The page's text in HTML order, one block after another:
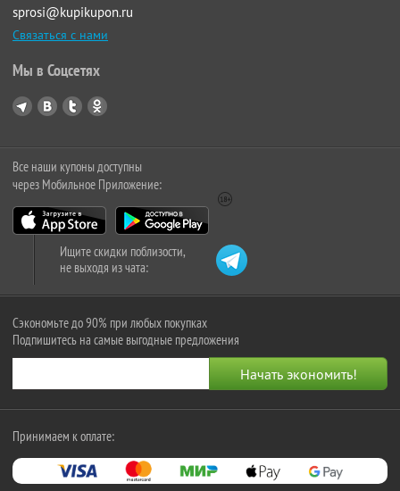
sprosi@kupikupon.ru
Связаться с нами
Мы в Соцсетях
Все наши купоны доступны
через Мобильное Приложение:
Ищите скидки поблизости,
не выходя из чата:
Сэкономьте до 90% при любых покупках
Подпишитесь на самые выгодные предложения
Принимаем к оплате: